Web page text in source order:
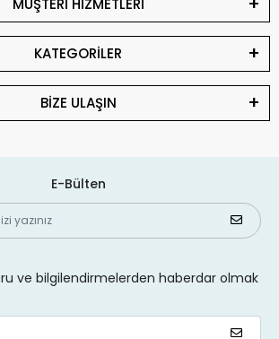
MÜŞTERİ HİZMETLERİ
KATEGORİLER
BİZE ULAŞIN
E-Bülten
ve bilgilendirmelerden haberdar olmak